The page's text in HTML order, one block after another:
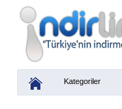
Kategoriler